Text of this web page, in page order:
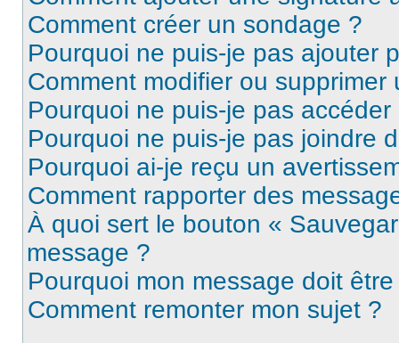
Comment créer un sondage ?
Pourquoi ne puis-je pas ajouter
Comment modifier ou supprimer
Pourquoi ne puis-je pas
Pourquoi ne puis-je pas joindre
Pourquoi ai-je reçu un
Comment rapporter des
À quoi sert le bouton «
message ?
Pourquoi mon message doit
Comment remonter mon sujet ?